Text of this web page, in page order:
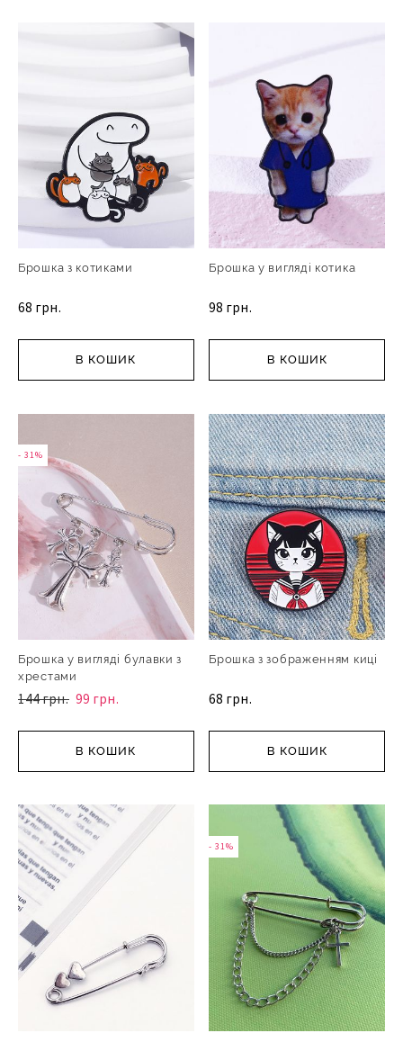
Брошка з котиками
68 грн.
В КОШИК
Брошка у вигляді котика
98 грн.
В КОШИК
- 31%
Брошка у вигляді булавки з
хрестами
144 грн. 99 грн.
В КОШИК
Брошка з зображенням киці
68 грн.
В КОШИК
- 31%